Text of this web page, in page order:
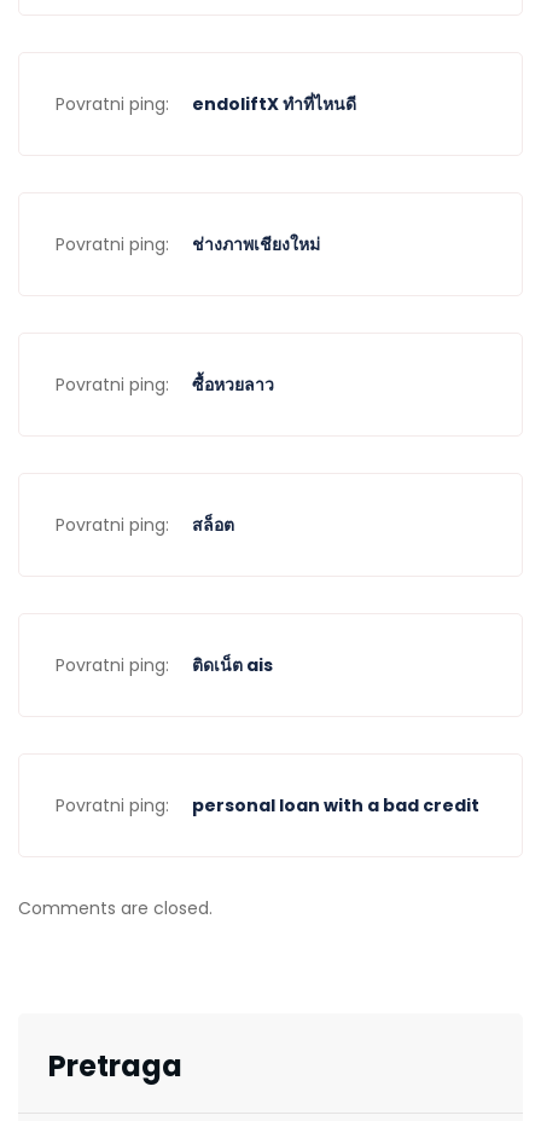
Povratni ping: endoliftX ทำที่ไหนดี
Povratni ping: ช่างภาพเชียงใหม่
Povratni ping: ซื้อหวยลาว
Povratni ping: สล็อต
Povratni ping: ติดเน็ต ais
Povratni ping: personal loan with a bad credit
Comments are closed.
Pretraga